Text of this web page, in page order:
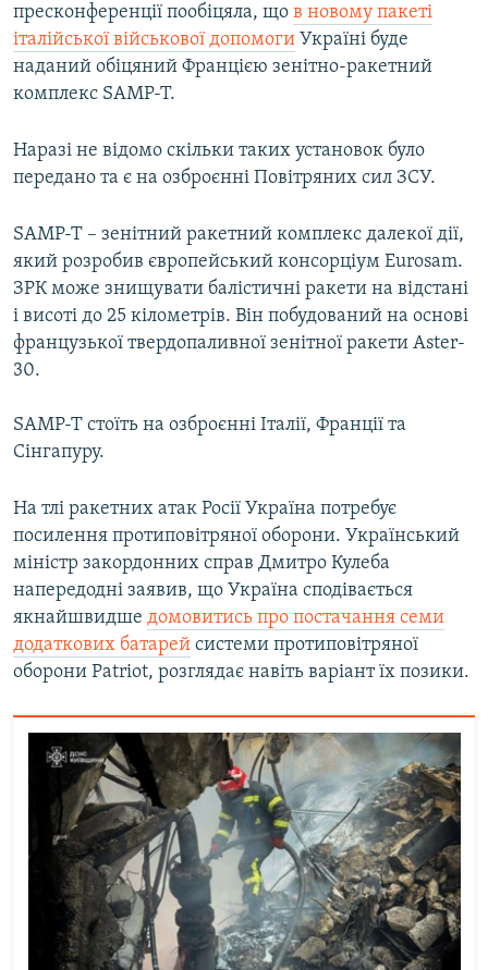
пресконференції пообіцяла, що в новому пакеті
італійської військової допомоги Україні буде
наданий обіцяний Францією зенітно-ракетний
комплекс SAMP-T.
Наразі не відомо скільки таких установок було
передано та є на озброєнні Повітряних сил ЗСУ.
SAMP-T – зенітний ракетний комплекс далекої дії,
який розробив європейський консорціум Eurosam.
ЗРК може знищувати балістичні ракети на відстані
і висоті до 25 кілометрів. Він побудований на основі
французької твердопаливної зенітної ракети Aster-
30.
SAMP-T стоїть на озброєнні Італії, Франції та
Сінгапуру.
На тлі ракетних атак Росії Україна потребує
посилення протиповітряної оборони. Український
міністр закордонних справ Дмитро Кулеба
напередодні заявив, що Україна сподівається
якнайшвидше домовитись про постачання семи
додаткових батарей системи протиповітряної
оборони Patriot, розглядає навіть варіант їх позики.